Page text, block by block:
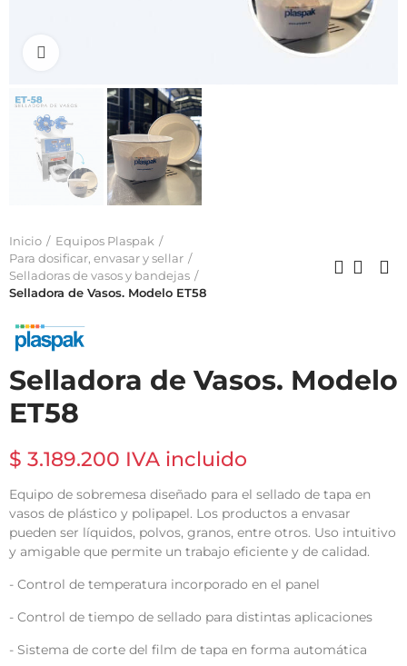
Inicio
Equipos Plaspak
Para dosificar, envasar y sellar
Selladoras de vasos y bandejas
Selladora de Vasos. Modelo ET58
Selladora de Vasos. Modelo
ET58
$ 3.189.200 IVA incluido
Equipo de sobremesa diseñado para el sellado de tapa en
vasos de plástico y polipapel. Los productos a envasar
pueden ser líquidos, polvos, granos, entre otros. Uso intuitivo
y amigable que permite un trabajo eficiente y de calidad.
- Control de temperatura incorporado en el panel
- Control de tiempo de sellado para distintas aplicaciones
- Sistema de corte del film de tapa en forma automática